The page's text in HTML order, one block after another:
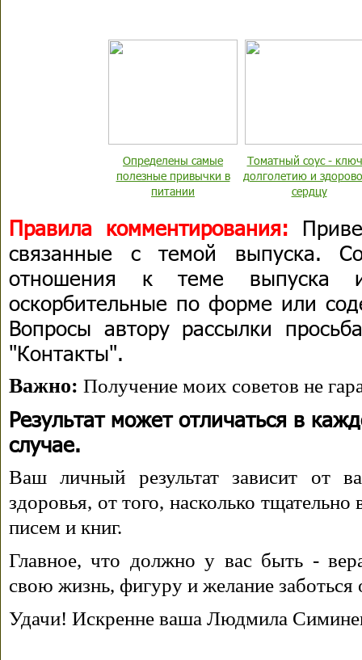
Определены самые
полезные привычки в
питании
Томатный соус -
долголетию и
сердцу
Правила комментирования:
связанные с темой выпуска.
отношения к теме выпуска
оскорбительные по форме или
Вопросы автору рассылки
"Контакты".
Важно: Получение моих советов не
Результат может отличаться в
случае.
Ваш личный результат зависит от
здоровья, от того, насколько
писем и книг.
Главное, что должно у вас быть -
свою жизнь, фигуру и желание заботься
Удачи! Искренне ваша Людмила